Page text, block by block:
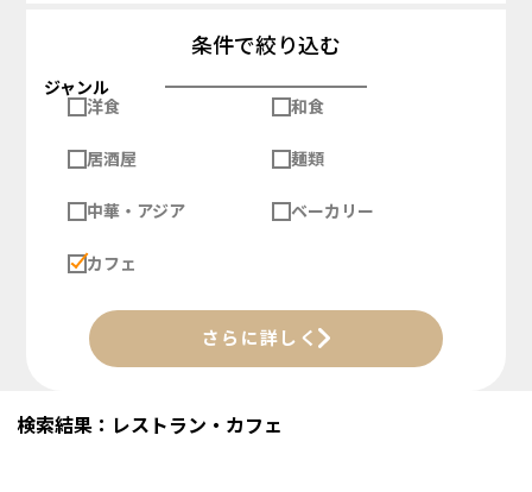
条件で絞り込む
ジャンル
洋食
和食
居酒屋 麺類
中華・アジア ベーカリー
カフェ
さらに詳しく
検索結果：レストラン・カフェ